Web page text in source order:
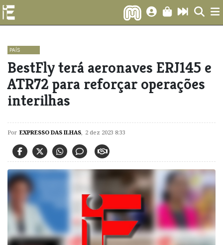
PAÍS
​BestFly terá aeronaves ERJ145 e
ATR72 para reforçar operações
interilhas
Por EXPRESSO DAS ILHAS, 2 dez 2023 8:33